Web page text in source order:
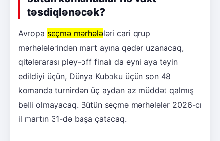
təsdiqlənəcək?
Avropa seçmə mərhələləri cari qrup
mərhələlərindən mart ayına qədər uzanacaq,
qitələrarası pley-off finalı da eyni aya təyin
edildiyi üçün, Dünya Kuboku üçün son 48
komanda turnirdən üç aydan az müddət qalmış
bəlli olmayacaq. Bütün seçmə mərhələlər 2026-cı
il martın 31-də başa çatacaq.